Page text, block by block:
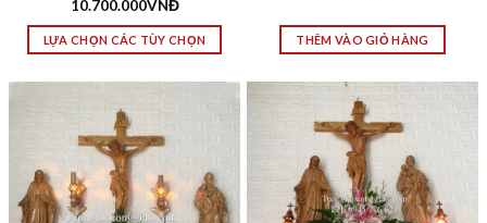
10.700.000VNĐ
LỰA CHỌN CÁC TÙY CHỌN THÊM VÀO GIỎ HÀNG